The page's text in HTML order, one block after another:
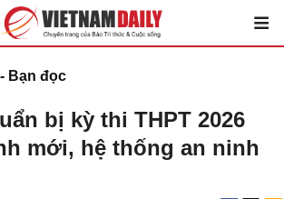
Bạn đọc
bị kỳ thi THPT 2026
mới, hệ thống an ninh